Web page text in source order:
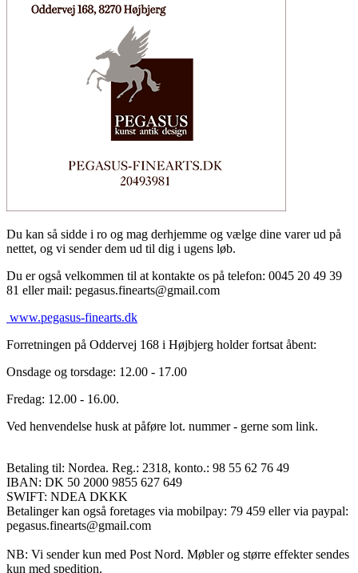
Du kan så sidde i ro og mag derhjemme og vælge dine varer ud på
nettet, og vi sender dem ud til dig i ugens løb.
Du er også velkommen til at kontakte os på telefon: 0045 20 49 39
81 eller mail: pegasus.finearts@gmail.com
www.pegasus-finearts.dk
Forretningen på Oddervej 168 i Højbjerg holder fortsat åbent:
Onsdage og torsdage: 12.00 - 17.00
Fredag: 12.00 - 16.00.
Ved henvendelse husk at påføre lot. nummer - gerne som link.
Betaling til: Nordea. Reg.: 2318, konto.: 98 55 62 76 49
IBAN: DK 50 2000 9855 627 649
SWIFT: NDEA DKKK
Betalinger kan også foretages via mobilpay: 79 459 eller via paypal:
pegasus.finearts@gmail.com
NB: Vi sender kun med Post Nord. Møbler og større effekter sendes
kun med spedition.